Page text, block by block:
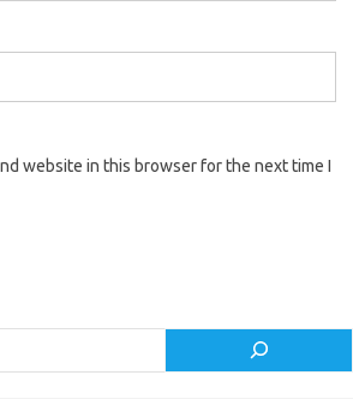
website in this browser for the next time I